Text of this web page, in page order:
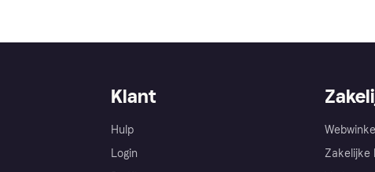
Klant
Hulp
Login
Zakelijke